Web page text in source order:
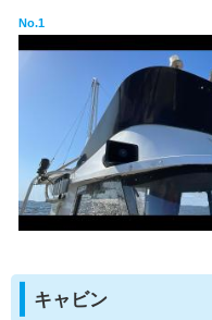
No.1
キャビン